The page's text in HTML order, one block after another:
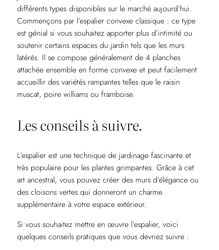
différents types disponibles sur le marché aujourd’hui.
Commençons par l’espalier convexe classique : ce type
est génial si vous souhaitez apporter plus d’intimité ou
soutenir certains espaces du jardin tels que les murs
latérés. Il se compose généralement de 4 planches
attachée ensemble en forme convexe et peut facilement
accueillir des variétés rampantes telles que le raisin
muscat, poire williams ou framboise.
Les conseils à suivre.
L’espalier est une technique de jardinage fascinante et
très populaire pour les plantes grimpantes. Grâce à cet
art ancestral, vous pouvez créer des murs d’élégance ou
des cloisons vertes qui donneront un charme
supplémentaire à votre espace extérieur.
Si vous souhaitez mettre en œuvre l’espalier, voici
quelques conseils pratiques que vous devriez suivre :